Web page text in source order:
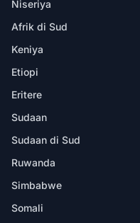
Niseriya
Afrik di Sud
Keniya
Etiopi
Eritere
Sudaan
Sudaan di Sud
Ruwanda
Simbabwe
Somali